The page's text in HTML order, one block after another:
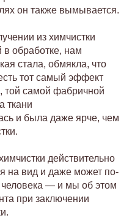
он также вымывается.
из химчистки
обработке, нам
стала, обмякла, что
тот самый эффект
самой фабричной
ткани
и была даже ярче, чем
действительно
на вид и даже может по-
человека — и мы об этом
при заключении